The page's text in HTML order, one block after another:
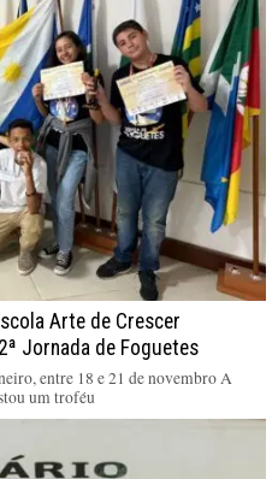
Arte de Crescer
Jornada de Foguetes
entre 18 e 21 de novembro A
um troféu